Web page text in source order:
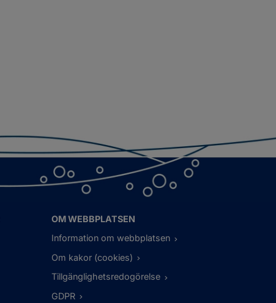
OM WEBBPLATSEN
Information om webbplatsen
Om kakor (cookies)
Tillgänglighetsredogörelse
GDPR